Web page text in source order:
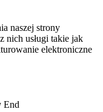
naszej strony
nich usługi takie jak
elektroniczne
End